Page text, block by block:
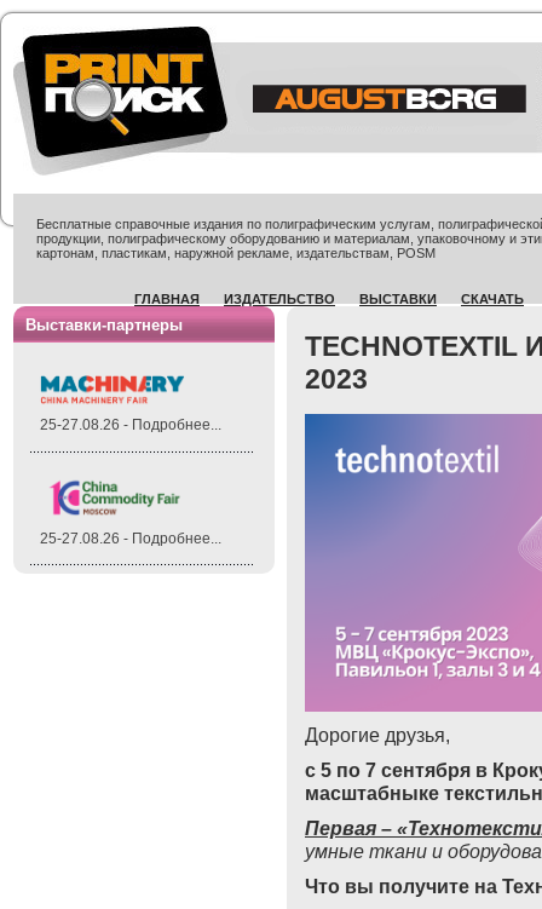
Бесплатные справочные издания по полиграфическим услугам,
продукции, полиграфическому оборудованию и материалам, упаковочному и
картонам, пластикам, наружной рекламе, издательствам, POSM
ГЛАВНАЯ ИЗДАТЕЛЬСТВО ВЫСТАВКИ СКАЧАТЬ
Выставки-партнеры
25-27.08.26 - Подробнее...
25-27.08.26 - Подробнее...
TECHNOTEXTIL
2023
Дорогие друзья,
с 5 по 7 сентября в
масштабныке
Первая –
умные ткани и
Что вы получите на